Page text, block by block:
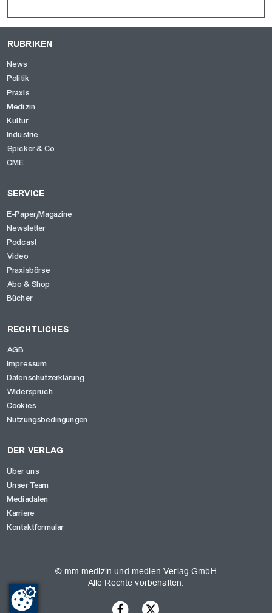
RUBRIKEN
News
Politik
Praxis
Medizin
Kultur
Industrie
Spicker & Co
CME
SERVICE
E-Paper/Magazine
Newsletter
Podcast
Video
Praxisbörse
Abo & Shop
Bücher
RECHTLICHES
AGB
Impressum
Datenschutzerklärung
Widerspruch
Cookies
Nutzungsbedingungen
DER VERLAG
Über uns
Unser Team
Mediadaten
Karriere
Kontaktformular
© mm medizin und medien Verlag GmbH
Alle Rechte vorbehalten.